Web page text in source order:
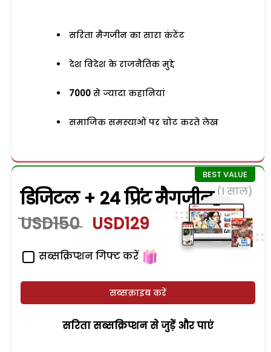
सरिता मैगजीन का सारा कंटेंट
देश विदेश के राजनैतिक मुद्दे
7000 से ज्यादा कहानियां
समाजिक समस्याओं पर चोट करते लेख
डिजिटल + 24 प्रिंट मैगजीन (1 साल)
USD150 USD129
सब्सक्रिप्शन गिफ्ट करें
सब्सक्राइब करें
सरिता सब्सक्रिप्शन से जुड़ेें और पाएं